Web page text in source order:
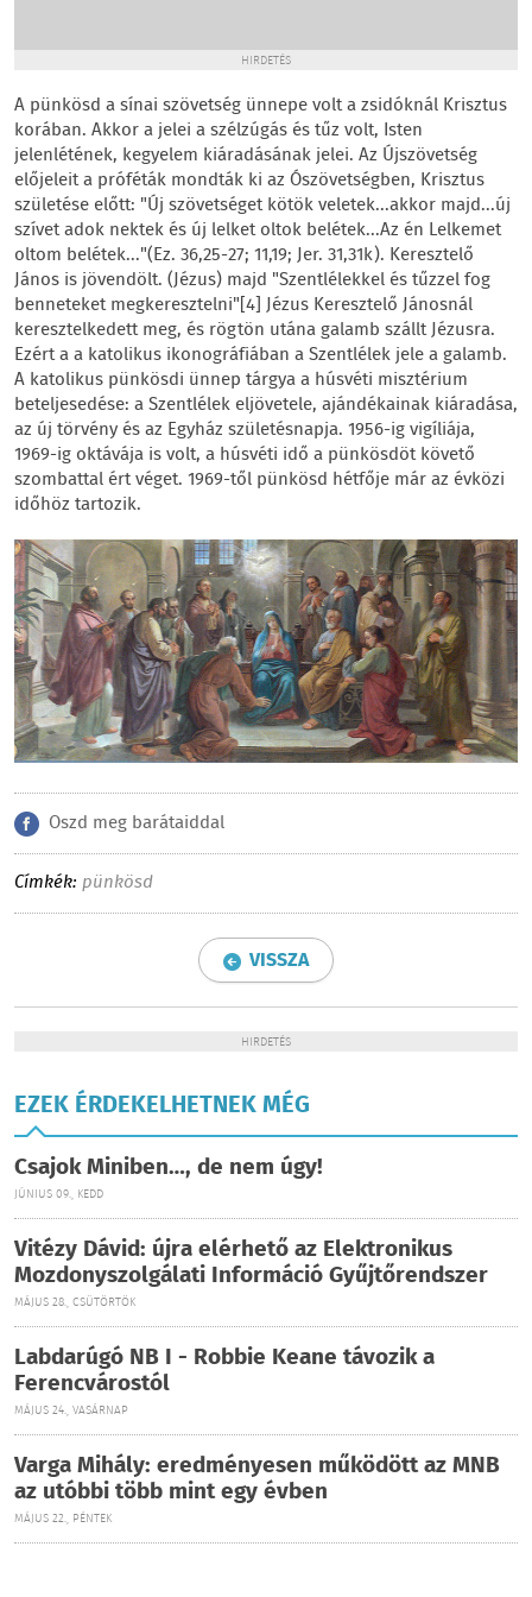
HIRDETÉS
A pünkösd a sínai szövetség ünnepe volt a zsidóknál Krisztus
korában. Akkor a jelei a szélzúgás és tűz volt, Isten
jelenlétének, kegyelem kiáradásának jelei. Az Újszövetség
előjeleit a próféták mondták ki az Ószövetségben, Krisztus
születése előtt: "Új szövetséget kötök veletek...akkor majd...új
szívet adok nektek és új lelket oltok belétek...Az én Lelkemet
oltom belétek..."(Ez. 36,25-27; 11,19; Jer. 31,31k). Keresztelő
János is jövendölt. (Jézus) majd "Szentlélekkel és tűzzel fog
benneteket megkeresztelni"[4] Jézus Keresztelő Jánosnál
keresztelkedett meg, és rögtön utána galamb szállt Jézusra.
Ezért a a katolikus ikonográfiában a Szentlélek jele a galamb.
A katolikus pünkösdi ünnep tárgya a húsvéti misztérium
beteljesedése: a Szentlélek eljövetele, ajándékainak kiáradása,
az új törvény és az Egyház születésnapja. 1956-ig vigíliája,
1969-ig oktávája is volt, a húsvéti idő a pünkösdöt követő
szombattal ért véget. 1969-től pünkösd hétfője már az évközi
időhöz tartozik.
Oszd meg barátaiddal
Címkék: pünkösd
VISSZA
HIRDETÉS
EZEK ÉRDEKELHETNEK MÉG
Csajok Miniben…, de nem úgy!
JÚNIUS 09., KEDD
Vitézy Dávid: újra elérhető az Elektronikus
Mozdonyszolgálati Információ Gyűjtőrendszer
MÁJUS 28., CSÜTÖRTÖK
Labdarúgó NB I - Robbie Keane távozik a
Ferencvárostól
MÁJUS 24., VASÁRNAP
Varga Mihály: eredményesen működött az MNB
az utóbbi több mint egy évben
MÁJUS 22., PÉNTEK